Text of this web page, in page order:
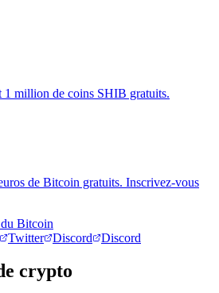
1 million de coins SHIB gratuits.
de Bitcoin gratuits. Inscrivez-vous
du Bitcoin
Twitter Discord Discord
crypto